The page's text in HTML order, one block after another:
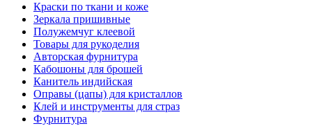
Краски по ткани и коже
Зеркала пришивные
Полужемчуг клеевой
Товары для рукоделия
Авторская фурнитура
Кабошоны для брошей
Канитель индийская
Оправы (цапы) для кристаллов
Клей и инструменты для страз
Фурнитура